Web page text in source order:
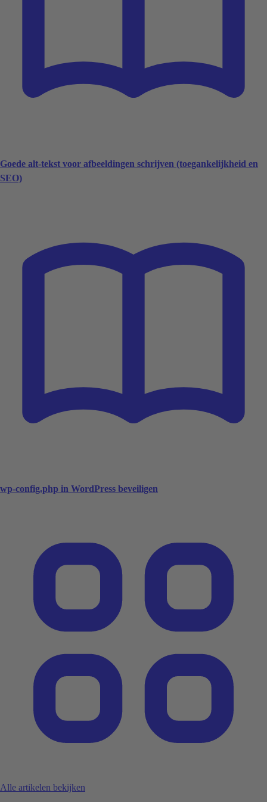
Goede alt-tekst voor afbeeldingen schrijven (toegankelijkheid en
SEO)
wp-config.php in WordPress beveiligen
Alle artikelen bekijken